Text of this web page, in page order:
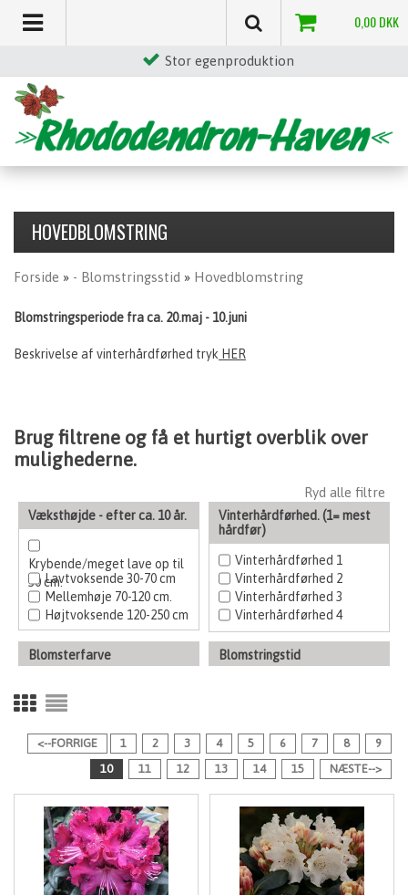
Stor egenproduktion
0,00DKK
HOVEDBLOMSTRING
Forside » - Blomstringsstid » Hovedblomstring
Blomstringsperiode fra ca. 20.maj - 10.juni
Beskrivelse af vinterhårdførhed tryk HER
Brug filtrene og få et hurtigt overblik over
mulighederne.
Ryd alle filtre
Væksthøjde - efter ca. 10 år.
Krybende/meget lave op til
30 cm.Lavtvoksende 30-70 cm
Mellemhøje 70-120 cm.
Højtvoksende 120-250 cm
Vinterhårdførhed. (1= mest
hårdfør)
Vinterhårdførhed 1
Vinterhårdførhed 2
Vinterhårdførhed 3
Vinterhårdførhed 4
Blomsterfarve
Rød, orange
Sart lyserød, pink
Blomstringstid
Løvstruktur
Stedsegrøn
Delvis stedsegrøn
Løvfældende
Opdeling
Vildart
Hybrid/krydsning
<--FORRIGE 1 2 3 4 5 6 7 8
9
10
11 12 13 14 15 NÆSTE-->